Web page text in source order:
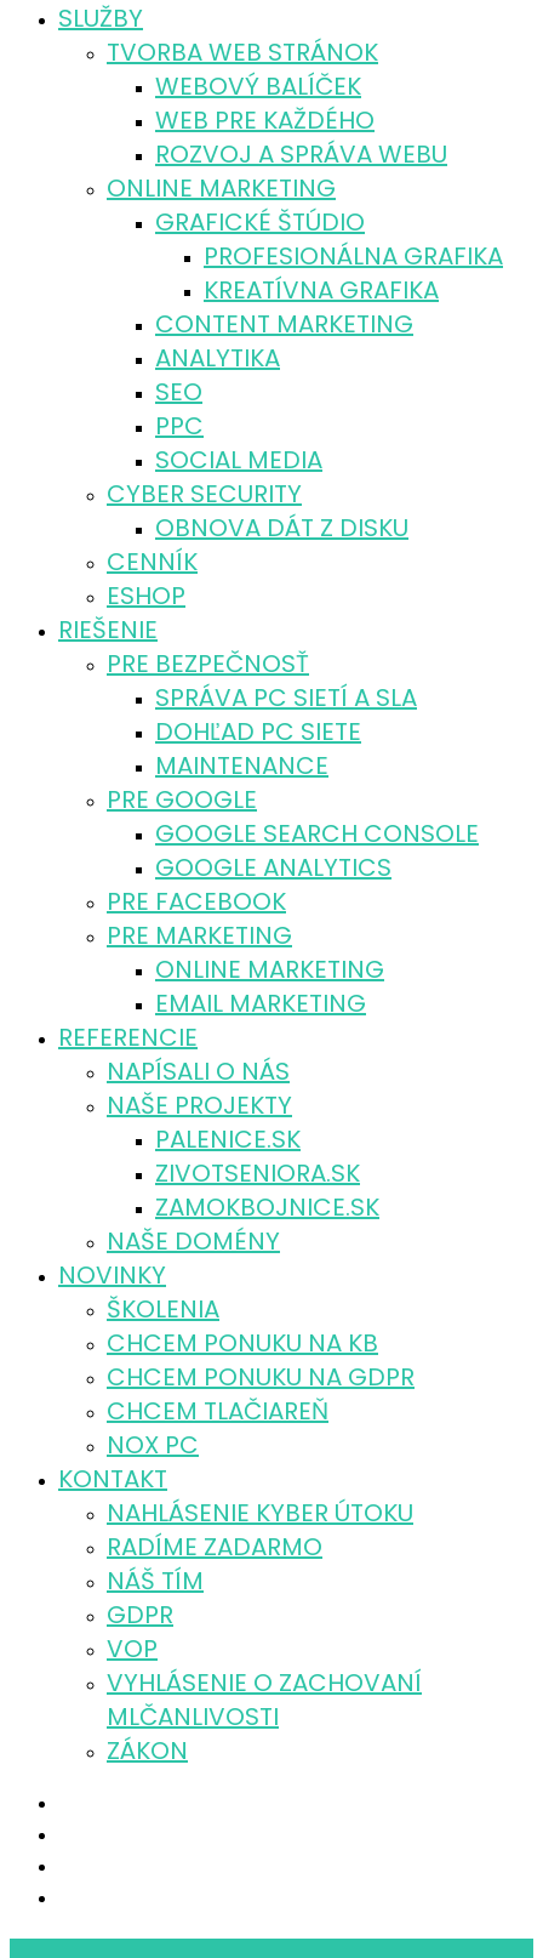
SLUŽBY
TVORBA WEB STRÁNOK
WEBOVÝ BALÍČEK
WEB PRE KAŽDÉHO
ROZVOJ A SPRÁVA WEBU
ONLINE MARKETING
GRAFICKÉ ŠTÚDIO
PROFESIONÁLNA GRAFIKA
KREATÍVNA GRAFIKA
CONTENT MARKETING
ANALYTIKA
SEO
PPC
SOCIAL MEDIA
CYBER SECURITY
OBNOVA DÁT Z DISKU
CENNÍK
ESHOP
RIEŠENIE
PRE BEZPEČNOSŤ
SPRÁVA PC SIETÍ A SLA
DOHĽAD PC SIETE
MAINTENANCE
PRE GOOGLE
GOOGLE SEARCH CONSOLE
GOOGLE ANALYTICS
PRE FACEBOOK
PRE MARKETING
ONLINE MARKETING
EMAIL MARKETING
REFERENCIE
NAPÍSALI O NÁS
NAŠE PROJEKTY
PALENICE.SK
ZIVOTSENIORA.SK
ZAMOKBOJNICE.SK
NAŠE DOMÉNY
NOVINKY
ŠKOLENIA
CHCEM PONUKU NA KB
CHCEM PONUKU NA GDPR
CHCEM TLAČIAREŇ
NOX PC
KONTAKT
NAHLÁSENIE KYBER ÚTOKU
RADÍME ZADARMO
NÁŠ TÍM
GDPR
VOP
VYHLÁSENIE O ZACHOVANÍ
MLČANLIVOSTI
ZÁKON